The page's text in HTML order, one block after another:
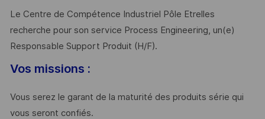
Le Centre de Compétence Industriel Pôle Etrelles
recherche pour son service Process Engineering, un(e)
Responsable Support Produit (H/F).
Vos missions :
Vous serez le garant de la maturité des produits série qui
vous seront confiés.